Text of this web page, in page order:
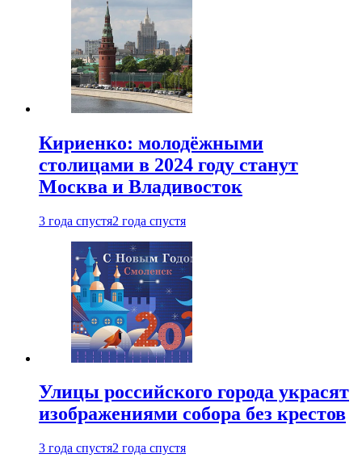
Кириенко: молодёжными
столицами в 2024 году станут
Москва и Владивосток
3 года спустя2 года спустя
Улицы российского города украсят
изображениями собора без крестов
3 года спустя2 года спустя